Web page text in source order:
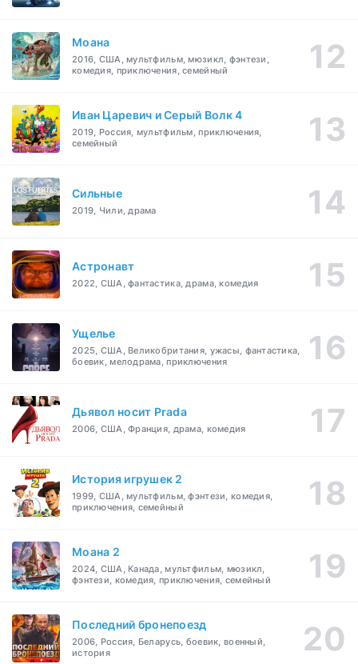
Моана
2016, США, мультфильм, мюзикл, фэнтези,
комедия, приключения, семейный
Иван Царевич и Серый Волк 4
2019, Россия, мультфильм, приключения,
семейный
Сильные
2019, Чили, драма
Астронавт
2022, США, фантастика, драма, комедия
Ущелье
2025, США, Великобритания, ужасы, фантастика,
боевик, мелодрама, приключения
Дьявол носит Prada
2006, США, Франция, драма, комедия
История игрушек 2
1999, США, мультфильм, фэнтези, комедия,
приключения, семейный
Моана 2
2024, США, Канада, мультфильм, мюзикл,
фэнтези, комедия, приключения, семейный
Последний бронепоезд
2006, Россия, Беларусь, боевик, военный,
история